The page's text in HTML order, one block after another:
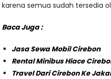
karena semua sudah tersedia
Baca Juga :
Jasa Sewa Mobil Cirebon
Rental Minibus Hiace
Travel Dari Cirebon Ke